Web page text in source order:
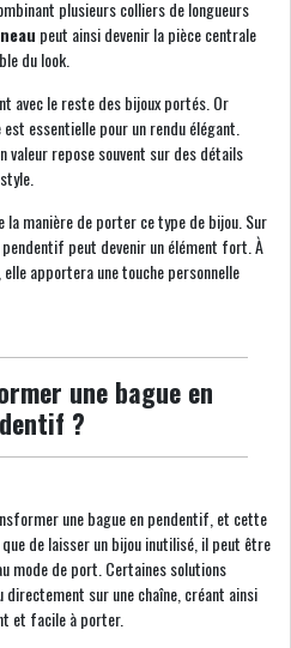
plusieurs colliers de longueurs
peut ainsi devenir la pièce centrale
du look.
avec le reste des bijoux portés. Or
essentielle pour un rendu élégant.
valeur repose souvent sur des détails
manière de porter ce type de bijou. Sur
peut devenir un élément fort. À
apportera une touche personnelle
une bague en
?
une bague en pendentif, et cette
de laisser un bijou inutilisé, il peut être
mode de port. Certaines solutions
directement sur une chaîne, créant ainsi
et facile à porter.